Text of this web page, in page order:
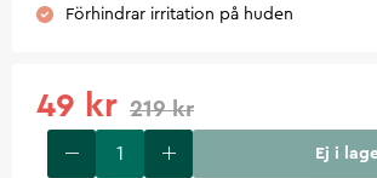
Förhindrar irritation på huden
49 kr 219 kr
Ej i